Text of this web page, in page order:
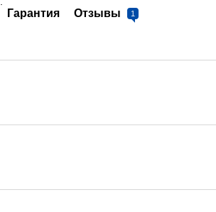
Гарантия Отзывы 1